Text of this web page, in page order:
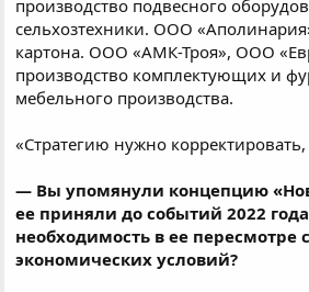
производство подвесного
сельхозтехники. ООО
картона. ООО «АМК-Троя», ООО
производство комплектующих и
мебельного производства.
«Стратегию нужно
— Вы упомянули концепцию
ее приняли до событий 2022
необходимость в ее пересмотре
экономических условий?